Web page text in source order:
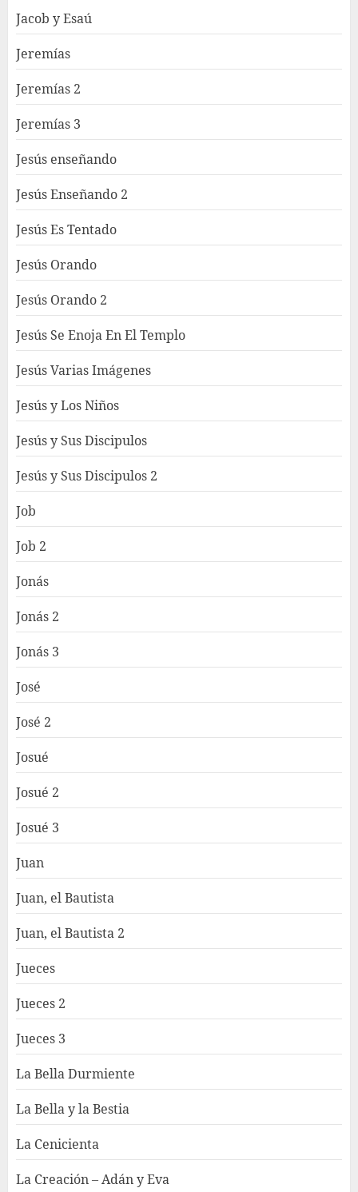
Jacob y Esaú
Jeremías
Jeremías 2
Jeremías 3
Jesús enseñando
Jesús Enseñando 2
Jesús Es Tentado
Jesús Orando
Jesús Orando 2
Jesús Se Enoja En El Templo
Jesús Varias Imágenes
Jesús y Los Niños
Jesús y Sus Discipulos
Jesús y Sus Discipulos 2
Job
Job 2
Jonás
Jonás 2
Jonás 3
José
José 2
Josué
Josué 2
Josué 3
Juan
Juan, el Bautista
Juan, el Bautista 2
Jueces
Jueces 2
Jueces 3
La Bella Durmiente
La Bella y la Bestia
La Cenicienta
La Creación – Adán y Eva